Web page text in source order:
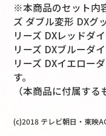
※本商品のセット内
ズ ダブル変形 DXグ
リーズ DXレッドダ
リーズ DXブルーダ
リーズ DXイエロー
す。
（本商品に付属する
(c)2018 テレビ朝日・東映